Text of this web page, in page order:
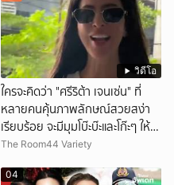
วิดีโอ
ใครจะคิดว่า "ศรีริต้า เจนเซ่น" ที่
หลายคนคุ้นภาพลักษณ์สวยสง่า
เรียบร้อย จะมีมุมโบ๊ะบ๊ะและโก๊ะๆ ให้ได้
อมยิ้มเหมือนกัน งานนี้ทำเอาแฟนๆ
The Room44 Variety
04